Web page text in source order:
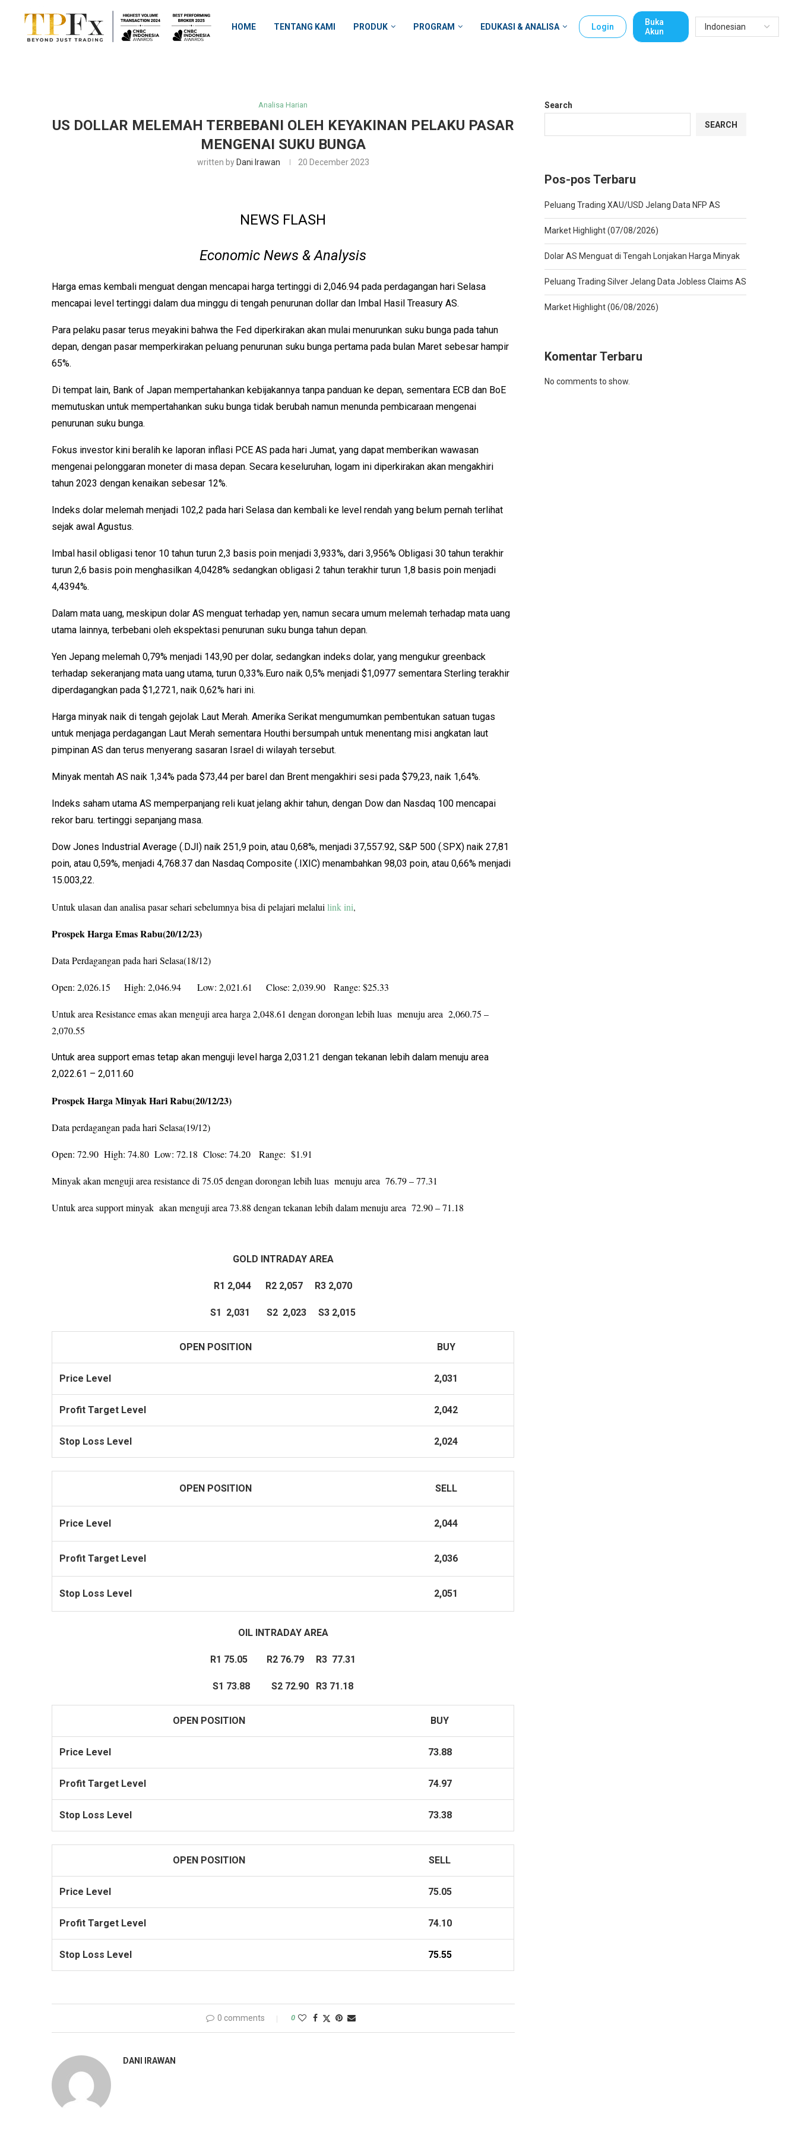
HOME TENTANG KAMI PRODUK PROGRAM EDUKASI & ANALISA Login
Buka
Akun
Analisa Harian
US DOLLAR MELEMAH TERBEBANI OLEH KEYAKINAN PELAKU PASAR
MENGENAI SUKU BUNGA
written by Dani Irawan 20 December 2023
NEWS FLASH
Economic News & Analysis
Harga emas kembali menguat dengan mencapai harga tertinggi di 2,046.94 pada perdagangan hari Selasa
mencapai level tertinggi dalam dua minggu di tengah penurunan dollar dan Imbal Hasil Treasury AS.
Para pelaku pasar terus meyakini bahwa the Fed diperkirakan akan mulai menurunkan suku bunga pada tahun
depan, dengan pasar memperkirakan peluang penurunan suku bunga pertama pada bulan Maret sebesar hampir
65%.
Di tempat lain, Bank of Japan mempertahankan kebijakannya tanpa panduan ke depan, sementara ECB dan BoE
memutuskan untuk mempertahankan suku bunga tidak berubah namun menunda pembicaraan mengenai
penurunan suku bunga.
Fokus investor kini beralih ke laporan inflasi PCE AS pada hari Jumat, yang dapat memberikan wawasan
mengenai pelonggaran moneter di masa depan. Secara keseluruhan, logam ini diperkirakan akan mengakhiri
tahun 2023 dengan kenaikan sebesar 12%.
Indeks dolar melemah menjadi 102,2 pada hari Selasa dan kembali ke level rendah yang belum pernah terlihat
sejak awal Agustus.
Imbal hasil obligasi tenor 10 tahun turun 2,3 basis poin menjadi 3,933%, dari 3,956% Obligasi 30 tahun terakhir
turun 2,6 basis poin menghasilkan 4,0428% sedangkan obligasi 2 tahun terakhir turun 1,8 basis poin menjadi
4,4394%.
Dalam mata uang, meskipun dolar AS menguat terhadap yen, namun secara umum melemah terhadap mata uang
utama lainnya, terbebani oleh ekspektasi penurunan suku bunga tahun depan.
Yen Jepang melemah 0,79% menjadi 143,90 per dolar, sedangkan indeks dolar, yang mengukur greenback
terhadap sekeranjang mata uang utama, turun 0,33%.Euro naik 0,5% menjadi $1,0977 sementara Sterling terakhir
diperdagangkan pada $1,2721, naik 0,62% hari ini.
Harga minyak naik di tengah gejolak Laut Merah. Amerika Serikat mengumumkan pembentukan satuan tugas
untuk menjaga perdagangan Laut Merah sementara Houthi bersumpah untuk menentang misi angkatan laut
pimpinan AS dan terus menyerang sasaran Israel di wilayah tersebut.
Minyak mentah AS naik 1,34% pada $73,44 per barel dan Brent mengakhiri sesi pada $79,23, naik 1,64%.
Indeks saham utama AS memperpanjang reli kuat jelang akhir tahun, dengan Dow dan Nasdaq 100 mencapai
rekor baru. tertinggi sepanjang masa.
Dow Jones Industrial Average (.DJI) naik 251,9 poin, atau 0,68%, menjadi 37,557.92, S&P 500 (.SPX) naik 27,81
poin, atau 0,59%, menjadi 4,768.37 dan Nasdaq Composite (.IXIC) menambahkan 98,03 poin, atau 0,66% menjadi
15.003,22.
Untuk ulasan dan analisa pasar sehari sebelumnya bisadi pelajari melaluilink ini,
Prospek Harga Emas Rabu(20/12/23)
Data Perdagangan pada hari Selasa(18/12)
Open: 2,026.15 High: 2,046.94 Low: 2,021.61 Close: 2,039.90 Range: $25.33
Untuk area Resistance emas akan menguji area harga 2,048.61 dengan dorongan lebih luas menuju area 2,060.75 –
2,070.55
Untuk area support emas tetap akan menguji level harga 2,031.21 dengan tekanan lebih dalam menuju area
2,022.61 – 2,011.60
Prospek Harga Minyak Hari Rabu(20/12/23)
Data perdagangan pada hari Selasa(19/12)
Open: 72.90 High: 74.80 Low: 72.18 Close: 74.20 Range: $1.91
Minyak akan menguji area resistance di 75.05 dengan dorongan lebih luas menuju area 76.79 – 77.31
Untuk area support minyak akan menguji area 73.88 dengan tekanan lebih dalam menuju area 72.90 – 71.18
GOLD INTRADAY AREA
R1 2,044 R2 2,057 R3 2,070
S1 2,031 S2 2,023S3 2,015
OPEN POSITION BUY
Price Level 2,031
Profit Target Level 2,042
Stop Loss Level 2,024
OPEN POSITION SELL
Price Level 2,044
Profit Target Level 2,036
Stop Loss Level 2,051
OIL INTRADAY AREA
R1 75.05 R2 76.79 R3 77.31
S1 73.88 S2 72.90 R3 71.18
OPEN POSITION BUY
Price Level 73.88
Profit Target Level 74.97
Stop Loss Level 73.38
OPEN POSITION SELL
Price Level 75.05
Profit Target Level 74.10
Stop Loss Level 75.55
0 comments 0
DANI IRAWAN
Search
SEARCH
Pos-pos Terbaru
Peluang Trading XAU/USD Jelang Data NFP AS
Market Highlight (07/08/2026)
Dolar AS Menguat di Tengah Lonjakan Harga Minyak
Peluang Trading Silver Jelang Data Jobless Claims AS
Market Highlight (06/08/2026)
Komentar Terbaru
No comments to show.